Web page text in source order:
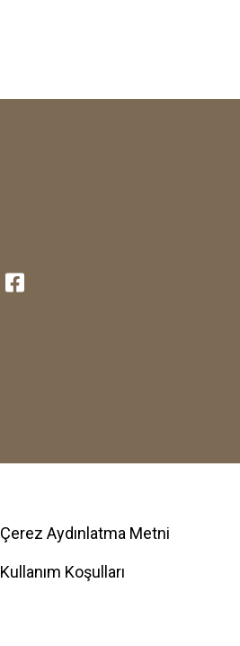
Çerez Aydınlatma Metni
Kullanım Koşulları